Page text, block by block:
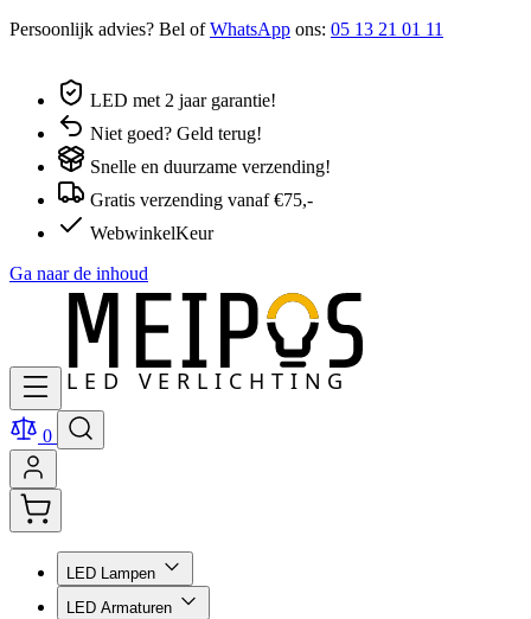
Persoonlijk advies? Bel ofWhatsApp ons: 05 13 21 01 11
LED met 2 jaar garantie!
Niet goed? Geld terug!
Snelle en duurzame verzending!
Gratis verzending vanaf €75,-
WebwinkelKeur
Ga naar de inhoud
0
LED Lampen
LED Armaturen